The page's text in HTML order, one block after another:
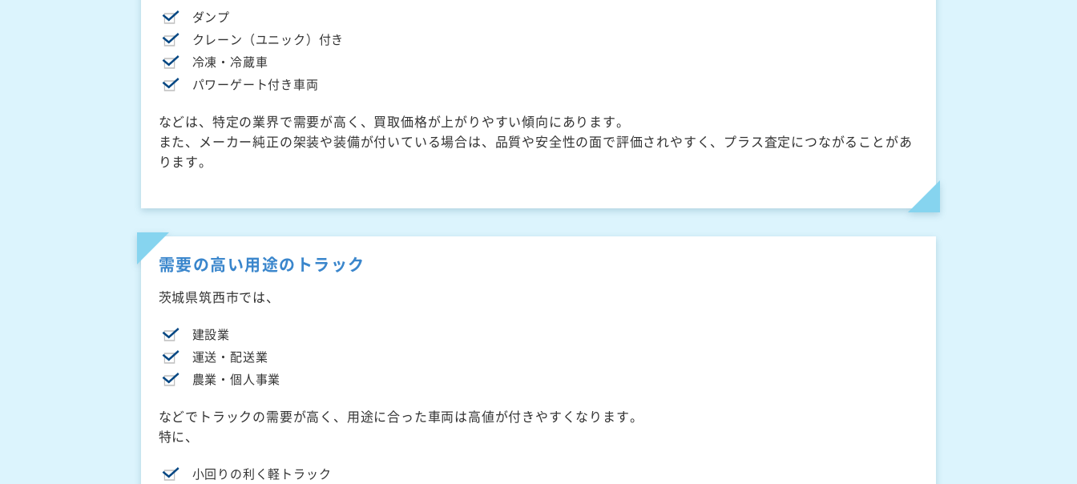
ダンプ
クレーン（ユニック）付き
冷凍・冷蔵車
パワーゲート付き車両
などは、特定の業界で需要が高く、買取価格が上がりやすい傾向にあります。
また、メーカー純正の架装や装備が付いている場合は、品質や安全性の面で評価されやすく、プラス査定につながることがあ
ります。
需要の高い用途のトラック
茨城県筑西市では、
建設業
運送・配送業
農業・個人事業
などでトラックの需要が高く、用途に合った車両は高値が付きやすくなります。
特に、
小回りの利く軽トラック